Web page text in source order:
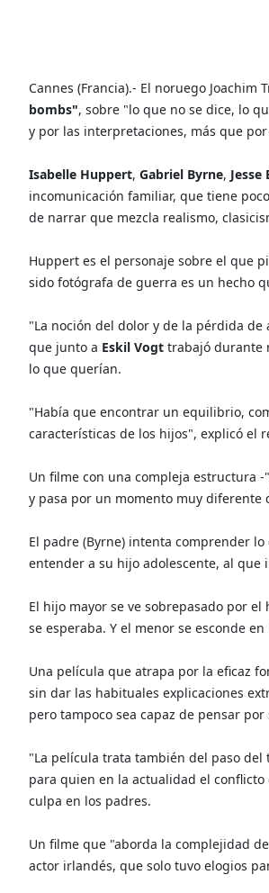
Cannes (Francia).- El noruego
bombs", sobre "lo que no se dice, lo
y por las interpretaciones, más que
Isabelle Huppert, Gabriel Byrne, Jesse
incomunicación familiar, que tiene
de narrar que mezcla realismo,
Huppert es el personaje sobre el que
sido fotógrafa de guerra es un hecho
"La noción del dolor y de la pérdida
que junto a Eskil Vogt trabajó durante
lo que querían.
"Había que encontrar un equilibrio,
características de los hijos", explicó el
Un filme con una compleja estructura
y pasa por un momento muy diferente
El padre (Byrne) intenta comprender
entender a su hijo adolescente, al
El hijo mayor se ve sobrepasado por
se esperaba. Y el menor se esconde
Una película que atrapa por la eficaz
sin dar las habituales explicaciones
pero tampoco sea capaz de pensar por
"La película trata también del paso del
para quien en la actualidad el
culpa en los padres.
Un filme que "aborda la complejidad
actor irlandés, que solo tuvo elogios